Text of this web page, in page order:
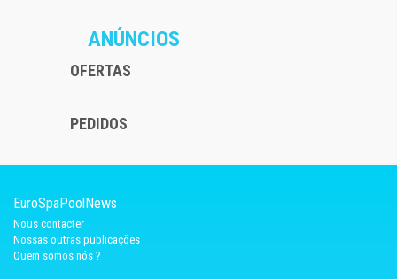
ANÚNCIOS
OFERTAS
PEDIDOS
EuroSpaPoolNews
Nous contacter
Nossas outras publicações
Quem somos nós ?